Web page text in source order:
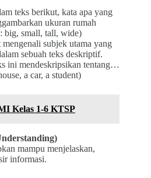
teks berikut, kata apa yang
ukuran rumah
big, small, tall, wide)
mengenali subjek utama yang
sebuah teks deskriptif.
ini mendeskripsikan tentang…
a car, a student)
Kelas 1-6 KTSP
mampu menjelaskan,
informasi.